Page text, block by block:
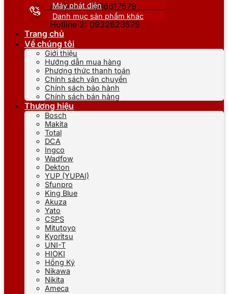
Hotline 1: 0866617579
Hotline 2: 0932623575
Máy phát điện
Danh mục sản phẩm khác
Trang chủ
Về chúng tôi
Giới thiệu
Hướng dẫn mua hàng
Phương thức thanh toán
Chính sách vận chuyển
Chính sách bảo hành
Chính sách bán hàng
Thương hiệu
Bosch
Makita
Total
DCA
Ingco
Wadfow
Dekton
YUP (YUPAI)
Sfunpro
King Blue
Akuza
Yato
CSPS
Mitutoyo
Kyoritsu
UNI-T
HIOKI
Hồng Ký
Nikawa
Nikita
Ameca